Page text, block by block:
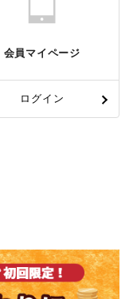
会員マイページ
ログイン